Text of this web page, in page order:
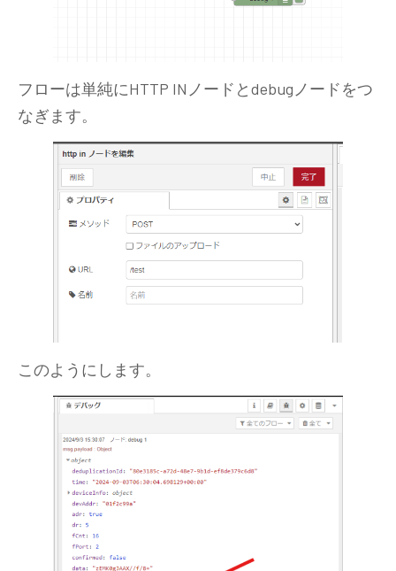
フローは単純にHTTP INノードとdebugノードをつ
なぎます。
このようにします。